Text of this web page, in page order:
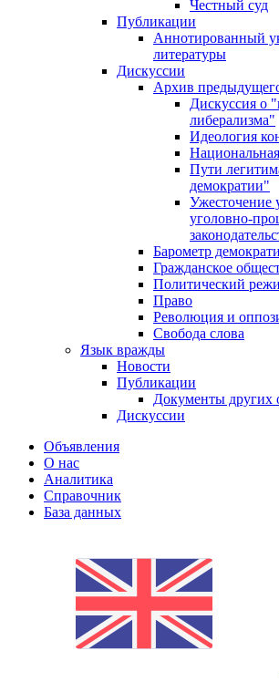
Честный суд
Публикации
Аннотированный
литературы
Дискуссии
Архив
Дискуссия о
либерализма"
Идеология
Пути
демократии"
Ужесточение
уголовно-
Барометр
Гражданское
Политический
Право
Революция и
Свобода слова
Язык вражды
Новости
Публикации
Документы других
Дискуссии
Объявления
О нас
Аналитика
Справочник
База данных